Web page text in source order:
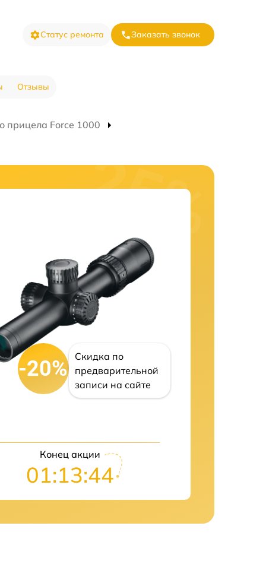
Статус ремонта Заказать звонок
Отзывы
прицела Force 1000
-20%
Скидка по
предварительной
записи на сайте
Конец акции
01:13:43